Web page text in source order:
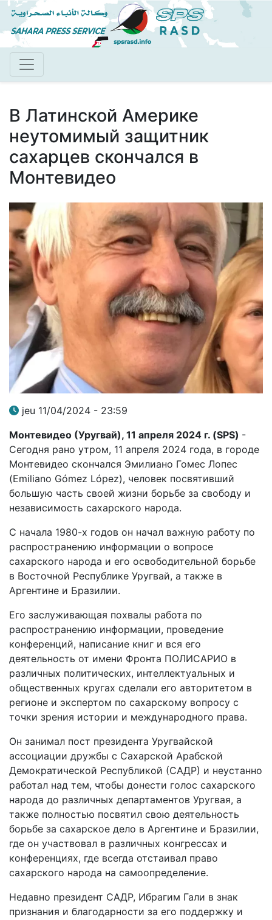
Aller
au
contenu
В Латинской Америке
неутомимый защитник
сахарцев скончался в
Монтевидео
jeu 11/04/2024 - 23:59
Монтевидео (Уругвай), 11 апреля 2024 г. (SPS) -
Сегодня рано утром, 11 апреля 2024 года, в городе
Монтевидео скончался Эмилиано Гомес Лопес
(Emiliano Gómez López), человек посвятивший
большую часть своей жизни борьбе за свободу и
независимость сахарского народа.
С начала 1980-х годов он начал важную работу по
распространению информации о вопросе
сахарского народа и его освободительной борьбе
в Восточной Республике Уругвай, а также в
Аргентине и Бразилии.
Его заслуживающая похвалы работа по
распространению информации, проведение
конференций, написание книг и вся его
деятельность от имени Фронта ПОЛИСАРИО в
различных политических, интеллектуальных и
общественных кругах сделали его авторитетом в
регионе и экспертом по сахарскому вопросу с
точки зрения истории и международного права.
Он занимал пост президента Уругвайской
ассоциации дружбы с Сахарской Арабской
Демократической Республикой (САДР) и неустанно
работал над тем, чтобы донести голос сахарского
народа до различных департаментов Уругвая, а
также полностью посвятил свою деятельность
борьбе за сахарское дело в Аргентине и Бразилии,
где он участвовал в различных конгрессах и
конференциях, где всегда отстаивал право
сахарского народа на самоопределение.
Недавно президент САДР, Ибрагим Гали в знак
признания и благодарности за его поддержку и